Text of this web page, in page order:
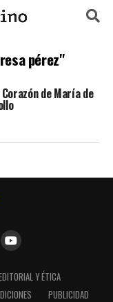
pérez"
de María de
Y ÉTICA
PUBLICIDAD